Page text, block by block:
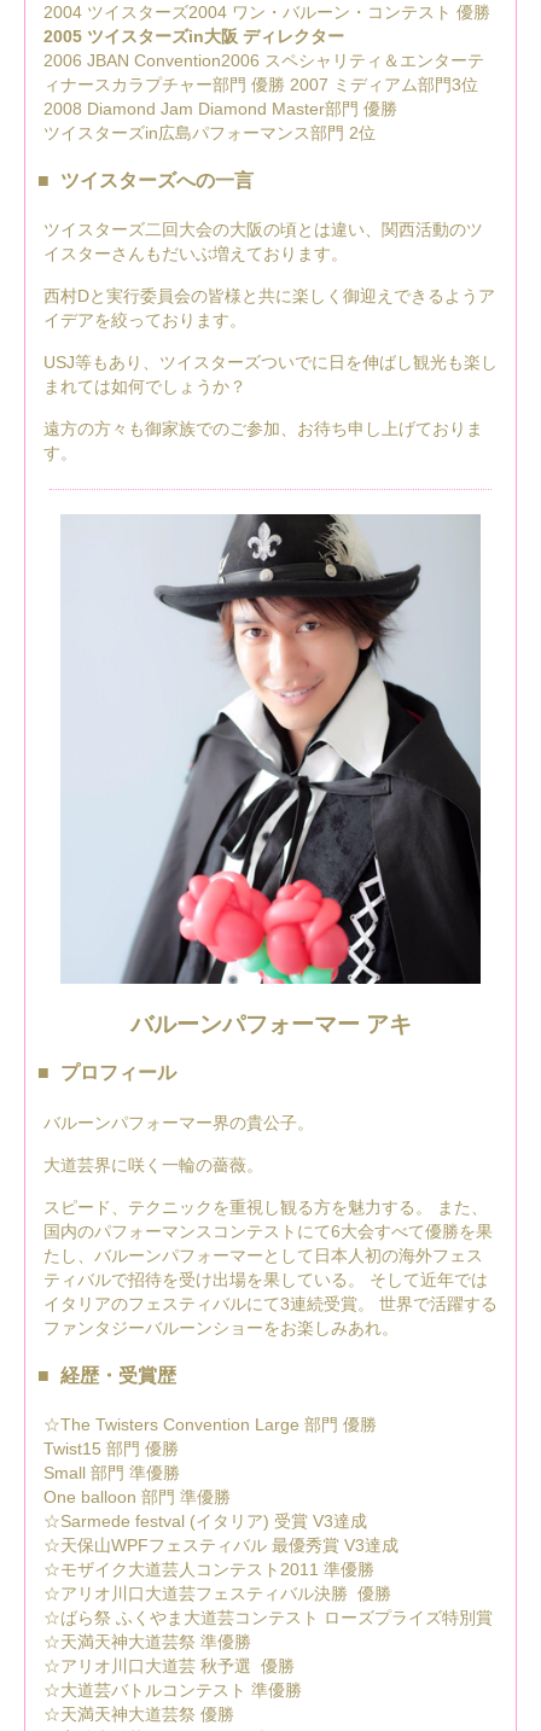
2004 ツイスターズ2004 ワン・バルーン・コンテスト 優勝
2005 ツイスターズin大阪 ディレクター
2006 JBAN Convention2006 スペシャリティ＆エンターテ
ィナースカラプチャー部門 優勝 2007 ミディアム部門3位
2008 Diamond Jam Diamond Master部門 優勝
ツイスターズin広島パフォーマンス部門 2位
ツイスターズへの一言
ツイスターズ二回大会の大阪の頃とは違い、関西活動のツ
イスターさんもだいぶ増えております。
西村Dと実行委員会の皆様と共に楽しく御迎えできるようア
イデアを絞っております。
USJ等もあり、ツイスターズついでに日を伸ばし観光も楽し
まれては如何でしょうか？
遠方の方々も御家族でのご参加、お待ち申し上げておりま
す。
バルーンパフォーマー アキ
プロフィール
バルーンパフォーマー界の貴公子。
大道芸界に咲く一輪の薔薇。
スピード、テクニックを重視し観る方を魅力する。 また、
国内のパフォーマンスコンテストにて6大会すべて優勝を果
たし、バルーンパフォーマーとして日本人初の海外フェス
ティバルで招待を受け出場を果している。 そして近年では
イタリアのフェスティバルにて3連続受賞。 世界で活躍する
ファンタジーバルーンショーをお楽しみあれ。
経歴・受賞歴
☆The Twisters Convention Large 部門 優勝
Twist15 部門 優勝
Small 部門 準優勝
One balloon 部門 準優勝
☆Sarmede festval (イタリア) 受賞 V3達成
☆天保山WPFフェスティバル 最優秀賞 V3達成
☆モザイク大道芸人コンテスト2011 準優勝
☆アリオ川口大道芸フェスティバル決勝 優勝
☆ばら祭 ふくやま大道芸コンテスト ローズプライズ特別賞
☆天満天神大道芸祭 準優勝
☆アリオ川口大道芸 秋予選 優勝
☆大道芸バトルコンテスト 準優勝
☆天満天神大道芸祭 優勝